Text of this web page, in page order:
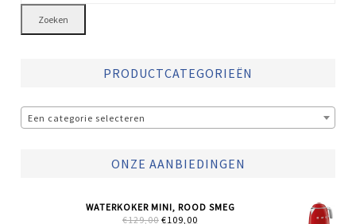
Zoeken
PRODUCTCATEGORIEËN
Een categorie selecteren
ONZE AANBIEDINGEN
WATERKOKER MINI, ROOD SMEG
€129,00 OORSPRONKELIJKE
€109,00